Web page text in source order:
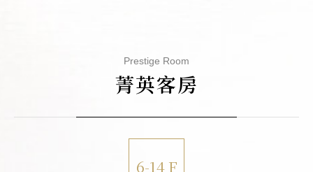
Prestige Room
菁英客房
6-14 F